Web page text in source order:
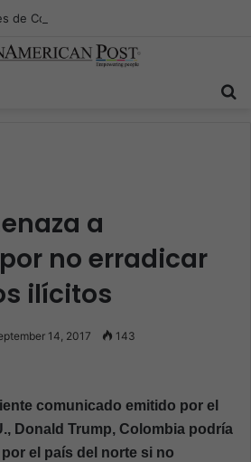
a
no erradicar
ilícitos
14, 2017 143
comunicado emitido por el
Donald Trump, Colombia podría
el país del norte si no